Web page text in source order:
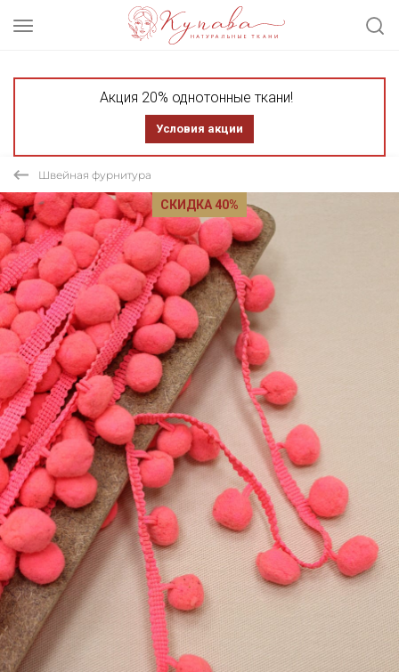
Акция 20% однотонные ткани!
Условия акции
Швейная фурнитура
СКИДКА 40%